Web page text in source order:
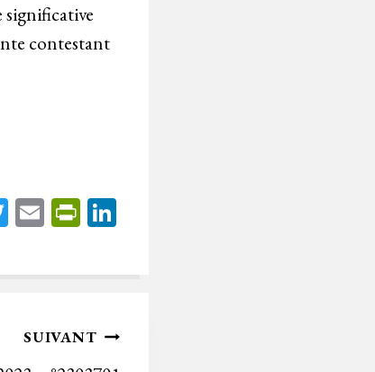
significative
contestant
T
tt
E
ail
Pr
tF
n
ed
SUIVANT